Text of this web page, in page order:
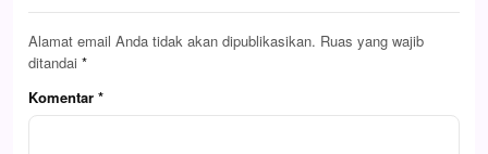
Alamat email Anda tidak akan dipublikasikan. Ruas yang wajib
ditandai *
Komentar *